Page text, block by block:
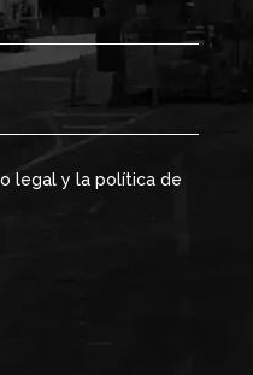
legal y la política de